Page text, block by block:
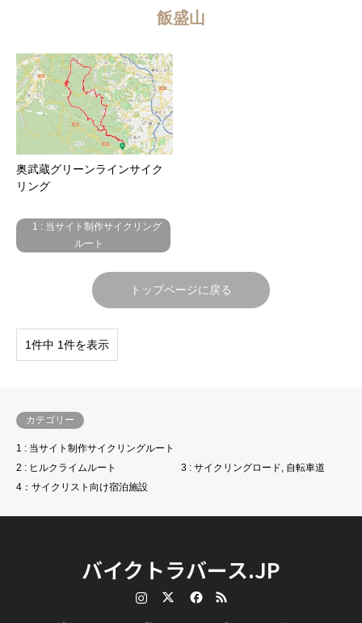
飯盛山
奥武蔵グリーンラインサイク
リング
1 : 当サイト制作サイクリング
ルート
トップページに戻る
1件中 1件を表示
カテゴリー
1 : 当サイト制作サイクリングルート
2 : ヒルクライムルート
3 : サイクリングロード, 自転車道
4：サイクリスト向け宿泊施設
バイクトラバース.JP
RSS